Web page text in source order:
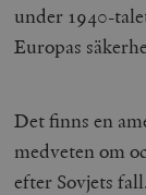
under 1940-
Europas
Det finns en
medveten om
efter Sovjets